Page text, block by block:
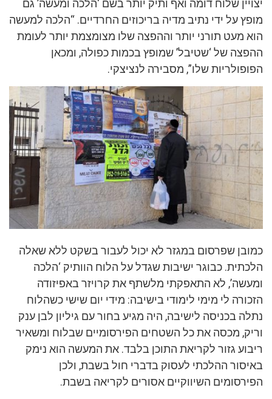
יצויין שלוח דומה ואף ותיק יותר בשם ‘הלכה ומעשה’ גם
מופץ על ידי נתיב מדיה בריכוזים החרדיים. “הלכה למעשה
הוא מעט תורני יותר וההפצה שלו מצומצמת יותר לעומת
ההפצה של ‘שטיבל’ שמופץ בכמות כפולה, ומכאן
הפופולריות שלו”, מסבירה לנציצקי.
כמובן שפרסום במגזר לא יכול לעבור בשקט ללא שאלה
הלכתית. כבוגר ישיבות שגדל על הלוח הוותיק ‘הלכה
ומעשה’, לא התאפקתי מלשתף את קרויזר באפיזודה
הזכורה לי מימי לימודי בישיבה: מידי יום שישי כשהלוח
נתלה בכניסה לישיבה, היה מגיע בחור עם גיליון לבן ענק
וריק, מכסה את כל השטחים הפירסומיים שבלוח ומשאיר
ריבוע גזור לקריאת התוכן בלבד. את המעשה הוא נימק
באיסור ההלכתי לעסוק בדברי חול בשבת, ולכן
הפירסומים השיווקיים אסורים לקריאה בשבת.